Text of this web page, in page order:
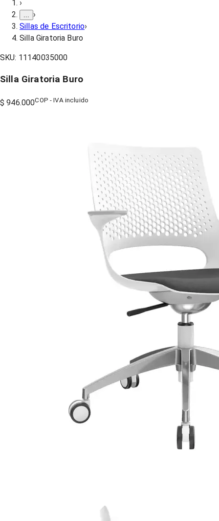
›
›
Sillas de Escritorio›
Silla Giratoria Buro
SKU: 11140035000
Silla Giratoria Buro
$ 946.000COP - IVA incluido